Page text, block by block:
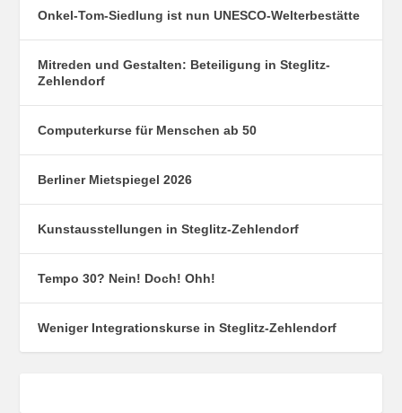
Onkel-Tom-Siedlung ist nun UNESCO-Welterbestätte
Mitreden und Gestalten: Beteiligung in Steglitz-
Zehlendorf
Computerkurse für Menschen ab 50
Berliner Mietspiegel 2026
Kunstausstellungen in Steglitz-Zehlendorf
Tempo 30? Nein! Doch! Ohh!
Weniger Integrationskurse in Steglitz-Zehlendorf